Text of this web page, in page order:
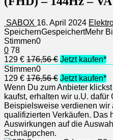
SABOX 16. April 2024
SpeichernGespeichertMehr
Stimmen0
0 78
129 € 176,56 € Jetzt kaufen*
Stimmen0
129 € 176,56 € Jetzt kaufen*
Wenn Du zum Anbieter
kaufst, erhalten wir u.U.
Beispielsweise verdienen wir
qualifizierten Verkäufen. Das
Auswirkungen auf die
Schnäppchen.